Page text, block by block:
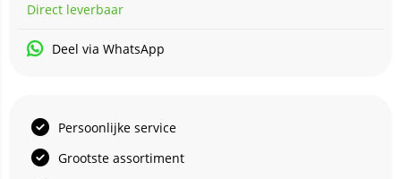
Direct leverbaar
Deel via WhatsApp
Persoonlijke service
Grootste assortiment